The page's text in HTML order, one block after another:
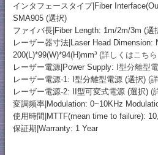
インタフェースタイプ|Fiber
SMA905 (選択)
ファイバ長|Fiber Length: 1m/2m/3m (選
レーザー器寸法|Laser Head Dimension:
200(L)*99(W)*94(H)mm³ (詳しくはこち
レーザー電源|Power Supply: I型分離型
レーザー電源-1: I型分離型電源 (選択) (
レーザー電源-2: II型可変式電源 (選択) (
変調频率|Modulation: 0~10KHz
使用時間|MTTF(mean time to failure):
保証期|Warranty: 1 Year